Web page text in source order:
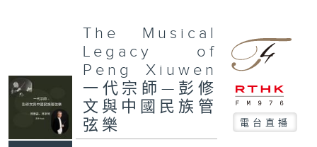
The Musical
Legacy of
Peng Xiuwen
一代宗師—彭修
文與中國民族管
弦樂
電台直播